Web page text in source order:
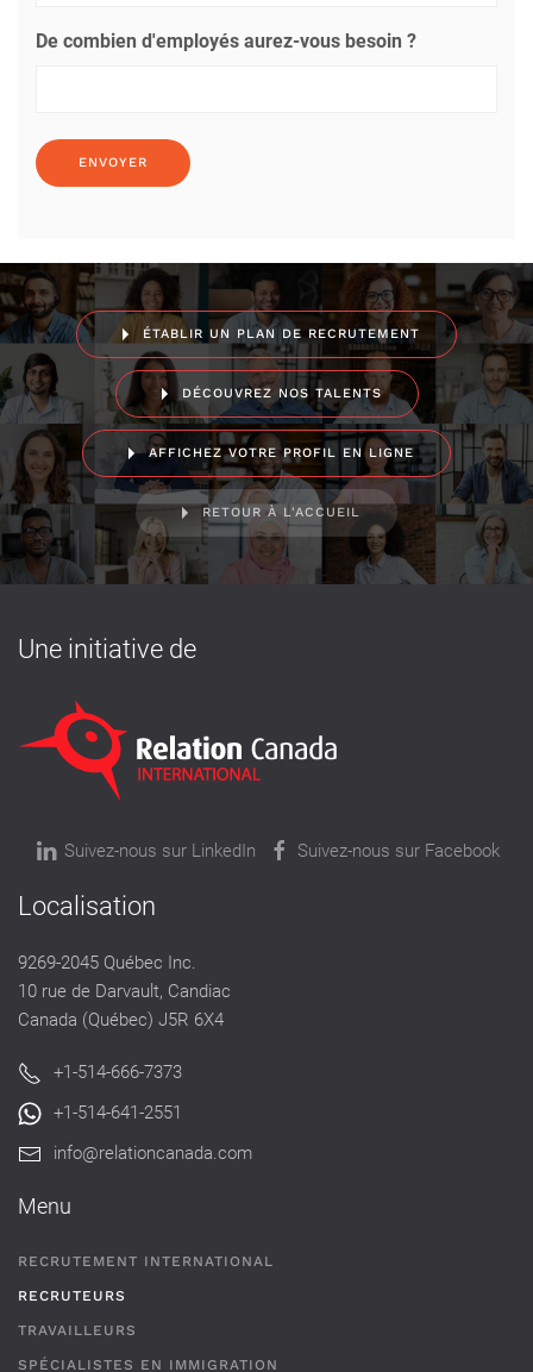
De combien d'employés aurez-vous besoin ?
ÉTABLIR UN PLAN DE RECRUTEMENT
DÉCOUVREZ NOS TALENTS
AFFICHEZ VOTRE PROFIL EN LIGNE
RETOUR À L'ACCUEIL
Une initiative de
Suivez-nous sur LinkedIn Suivez-nous sur Facebook
Localisation
9269-2045 Québec Inc.
10 rue de Darvault, Candiac
Canada (Québec) J5R 6X4
+1-514-666-7373
+1-514-641-2551
info@relationcanada.com
Menu
RECRUTEMENT INTERNATIONAL
RECRUTEURS
TRAVAILLEURS
SPÉCIALISTES EN IMMIGRATION